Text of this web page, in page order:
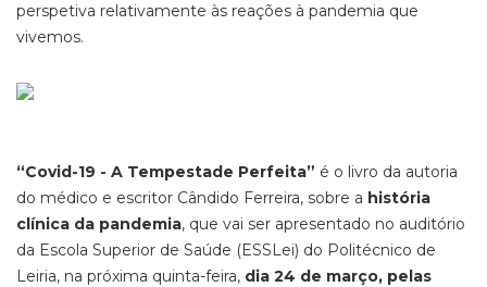
perspetiva relativamente às reações à pandemia que
vivemos.
“Covid-19 - A Tempestade Perfeita” é o livro da autoria
do médico e escritor Cândido Ferreira, sobre a história
clínica da pandemia, que vai ser apresentado no auditório
da Escola Superior de Saúde (ESSLei) do Politécnico de
Leiria, na próxima quinta-feira, dia 24 de março, pelas